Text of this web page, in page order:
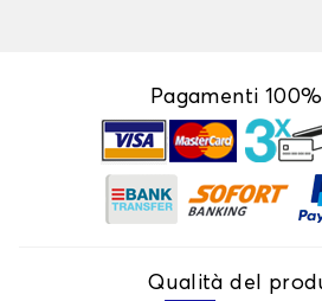
Pagamenti
Qualità del